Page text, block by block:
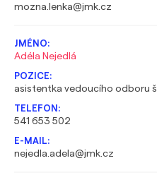
mozna.lenka@jmk.cz
Adéla Nejedlá
asistentka vedoucího odboru
541 653 502
nejedla.adela@jmk.cz